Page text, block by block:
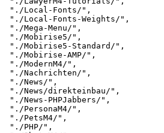
"./Local-Fonts/",
"./Local-Fonts-Weights/",
"./Mega-Menu/",
"./Mobirise5/",
"./Mobirise5-Standard/",
"./Mobirise-AMP/",
"./ModernM4/",
"./Nachrichten/",
"./News/",
"./News/direkteinbau/",
"./News-PHPJabbers/",
"./PersonaM4/",
"./PetsM4/",
"./PHP/",